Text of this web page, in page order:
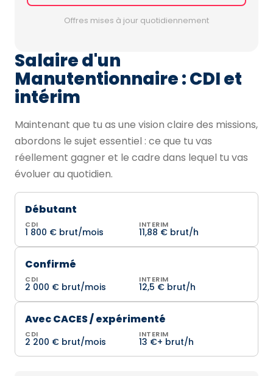
Offres mises à jour quotidiennement
Salaire d'un
Manutentionnaire : CDI et
intérim
Maintenant que tu as une vision claire des missions,
abordons le sujet essentiel : ce que tu vas
réellement gagner et le cadre dans lequel tu vas
évoluer au quotidien.
Débutant
CDI
1 800 € brut/mois
INTERIM
11,88 € brut/h
Confirmé
CDI
2 000 € brut/mois
INTERIM
12,5 € brut/h
Avec CACES / expérimenté
CDI
2 200 € brut/mois
INTERIM
13 €+ brut/h